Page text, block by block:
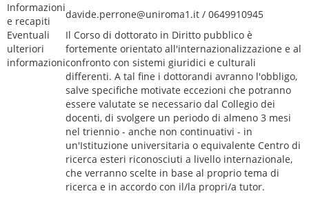
Informazioni
e recapiti
davide.perrone@uniroma1.it / 0649910945
Eventuali
ulteriori
informazioni
Il Corso di dottorato in Diritto pubblico è
fortemente orientato all'internazionalizzazione e al
confronto con sistemi giuridici e culturali
differenti. A tal fine i dottorandi avranno l'obbligo,
salve specifiche motivate eccezioni che potranno
essere valutate se necessario dal Collegio dei
docenti, di svolgere un periodo di almeno 3 mesi
nel triennio - anche non continuativi - in
un'Istituzione universitaria o equivalente Centro di
ricerca esteri riconosciuti a livello internazionale,
che verranno scelte in base al proprio tema di
ricerca e in accordo con il/la propri/a tutor.